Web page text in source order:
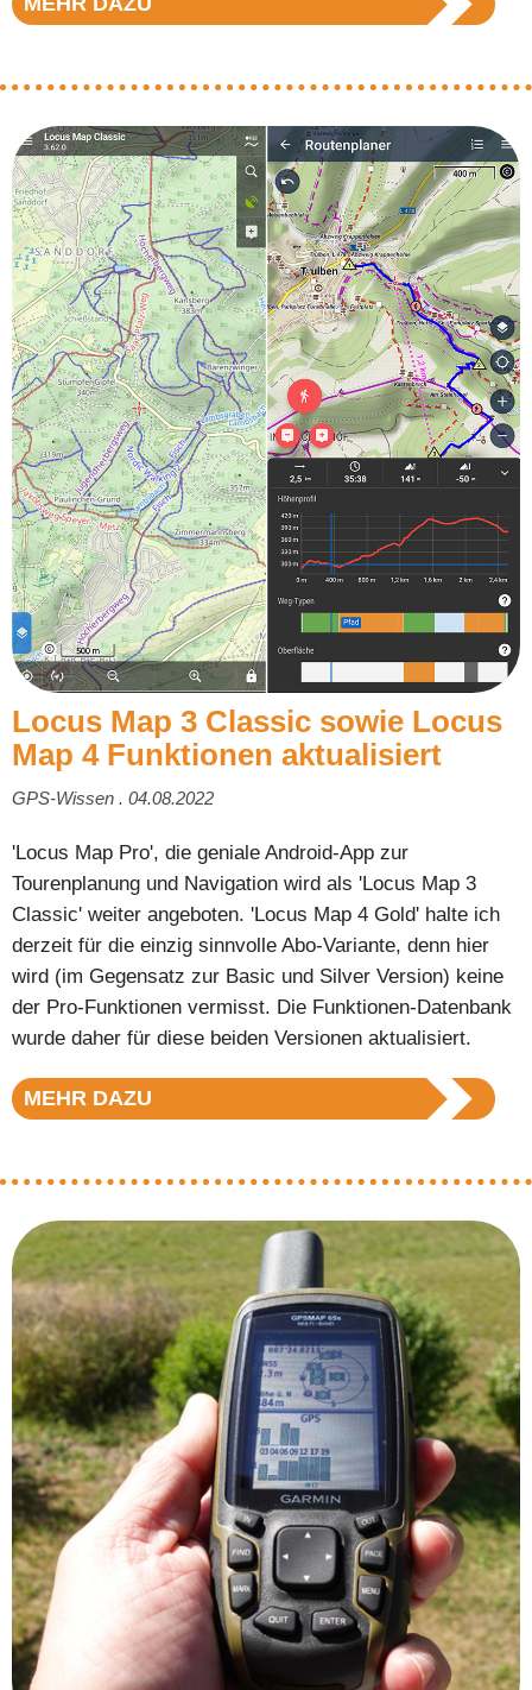
Locus Map 3 Classic sowie Locus
Map 4 Funktionen aktualisiert
GPS-Wissen . 04.08.2022
'Locus Map Pro', die geniale Android-App zur
Tourenplanung und Navigation wird als 'Locus Map 3
Classic' weiter angeboten. 'Locus Map 4 Gold' halte ich
derzeit für die einzig sinnvolle Abo-Variante, denn hier
wird (im Gegensatz zur Basic und Silver Version) keine
der Pro-Funktionen vermisst. Die Funktionen-Datenbank
wurde daher für diese beiden Versionen aktualisiert.
MEHR DAZU